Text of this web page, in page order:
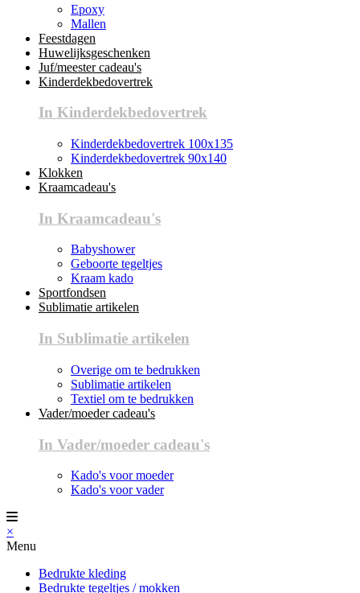
Epoxy
Mallen
Feestdagen
Huwelijksgeschenken
Juf/meester cadeau's
Kinderdekbedovertrek
In Kinderdekbedovertrek
Kinderdekbedovertrek 100x135
Kinderdekbedovertrek 90x140
Klokken
Kraamcadeau's
In Kraamcadeau's
Babyshower
Geboorte tegeltjes
Kraam kado
Sportfondsen
Sublimatie artikelen
In Sublimatie artikelen
Overige om te bedrukken
Sublimatie artikelen
Textiel om te bedrukken
Vader/moeder cadeau's
In Vader/moeder cadeau's
Kado's voor moeder
Kado's voor vader
×
Menu
Bedrukte kleding
Bedrukte tegeltjes / mokken